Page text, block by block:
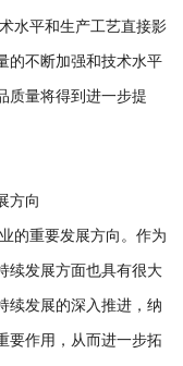
平和生产工艺直接影
的不断加强和技术水平
质量将得到进一步提
方向
重要发展方向。作为
续发展方面也具有很大
续发展的深入推进，纳
要作用，从而进一步拓